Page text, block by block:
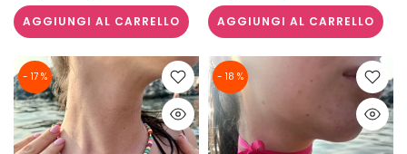
AGGIUNGI AL CARRELLO AGGIUNGI AL CARRELLO
- 17 % - 18 %